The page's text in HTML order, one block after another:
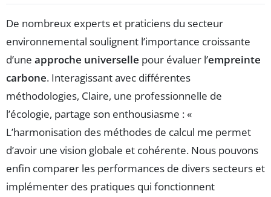
De nombreux experts et praticiens du secteur
environnemental soulignent l’importance croissante
d’une approche universelle pour évaluer l’empreinte
carbone. Interagissant avec différentes
méthodologies, Claire, une professionnelle de
l’écologie, partage son enthousiasme : «
L’harmonisation des méthodes de calcul me permet
d’avoir une vision globale et cohérente. Nous pouvons
enfin comparer les performances de divers secteurs et
implémenter des pratiques qui fonctionnent